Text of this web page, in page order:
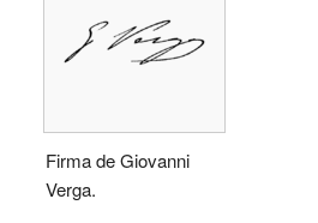
Firma de Giovanni
Verga.